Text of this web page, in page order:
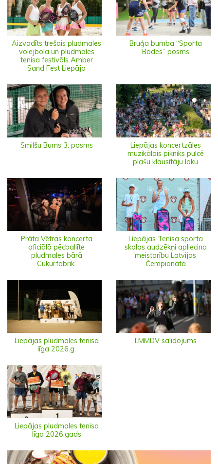
Aizvadīts trešais pludmales
volejbola un pludmales
tenisa festivāls Amber
Sand Fest Liepāja
Bruģa bumba “Sporta
Bodes” posms
Smilšu Bums 3. posms
Liepājas koncertzāles
muzikālais pikniks pulcē
plašu klausītāju loku
Prāta Vētras koncerta
oficiālā pēcballīte
pludmales bārā
Cukurfabrik’
Liepājas Tenisa sporta
skolas audzēkņi apliecina
meistarību Latvijas
Čempionātā
Liepājas pludmales tenisa
līga 2026.g.
LMMDV salidojums
Liepājas pludmales tenisa
līga 2026.gads